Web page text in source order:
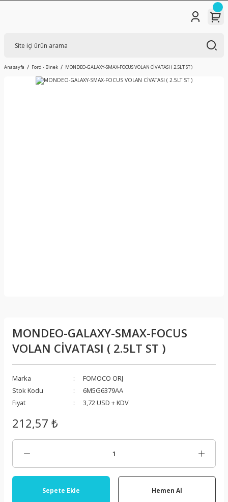
Anasayfa Ford - Binek MONDEO-GALAXY-SMAX-FOCUS VOLAN CİVATASI ( 2.5LT ST )
MONDEO-GALAXY-SMAX-FOCUS
VOLAN CİVATASI ( 2.5LT ST )
Marka
FOMOCO ORJ
Stok Kodu
6M5G6379AA
Fiyat
3,72 USD + KDV
212,57 ₺
Sepete Ekle Hemen Al